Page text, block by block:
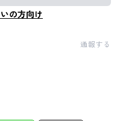
の方向け
通報する